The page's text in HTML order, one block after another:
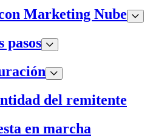
Marketing Nube
pasos
del remitente
en marcha